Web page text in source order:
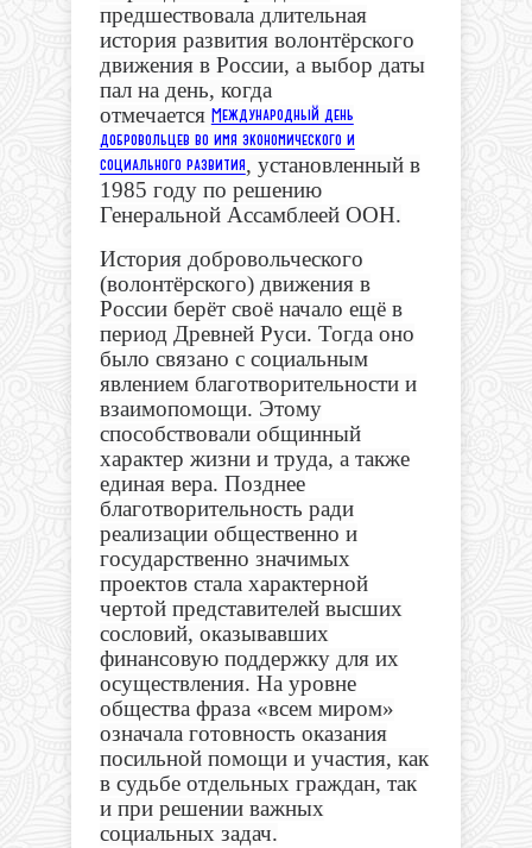
предшествовала длительная
история развития волонтёрского
движения в России, а выбор даты
пал на день, когда
отмечается Международный день
добровольцев во имя экономического и
социального развития, установленный в
1985 году по решению
Генеральной Ассамблеей ООН.
История добровольческого
(волонтёрского) движения в
России берёт своё начало ещё в
период Древней Руси. Тогда оно
было связано с социальным
явлением благотворительности и
взаимопомощи. Этому
способствовали общинный
характер жизни и труда, а также
единая вера. Позднее
благотворительность ради
реализации общественно и
государственно значимых
проектов стала характерной
чертой представителей высших
сословий, оказывавших
финансовую поддержку для их
осуществления. На уровне
общества фраза «всем миром»
означала готовность оказания
посильной помощи и участия, как
в судьбе отдельных граждан, так
и при решении важных
социальных задач.